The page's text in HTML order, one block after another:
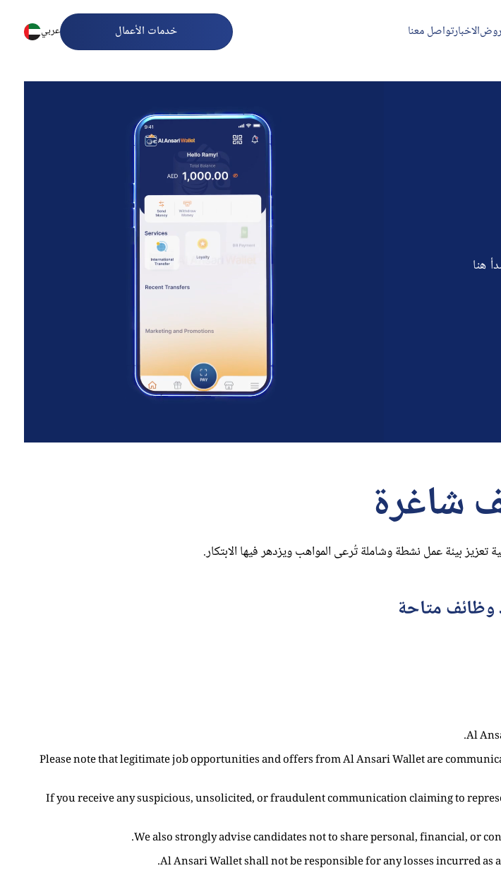
الاخبارتواصل معنا خدمات الأعمال عربي
هنا
شاغرة
تعزيز بيئة عمل نشطة وشاملة تُرعى المواهب ويزدهر فيها الابتكار.
وظائف متاحة
Al
Please note that legitimate job opportunities and offers from Al Ansari Wallet are
If you receive any suspicious, unsolicited, or fraudulent communication claiming to
We also strongly advise candidates not to share personal, financial,
Al Ansari Wallet shall not be responsible for any losses incurred